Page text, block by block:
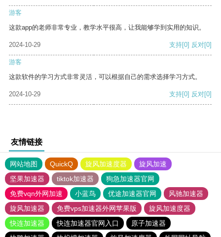
游客
这款app的老师非常专业，教学水平很高，让我能够学到实用的知识。
2024-10-29 支持[0] 反对[0]
游客
这款软件的学习方式非常灵活，可以根据自己的需求选择学习方式。
2024-10-29 支持[0] 反对[0]
友情链接
网站地图 QuickQ 旋风加速度器
旋风加速
坚果加速器
tiktok加速器
狗急加速器官网
免费vqn外网加速
小蓝鸟 优途加速器官网
风驰加速器
旋风加速器
免费vps加速器外网苹果版
旋风加速度器
快连加速器
快连加速器官网入口
原子加速器